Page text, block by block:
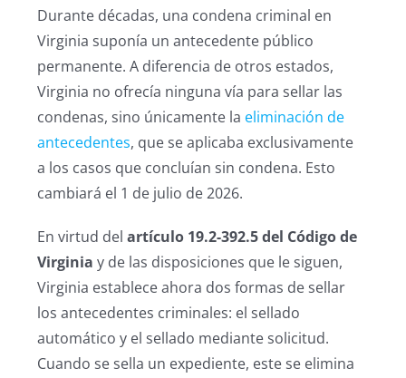
Durante décadas, una condena criminal en
Virginia suponía un antecedente público
permanente. A diferencia de otros estados,
Virginia no ofrecía ninguna vía para sellar las
condenas, sino únicamente la eliminación de
antecedentes, que se aplicaba exclusivamente
a los casos que concluían sin condena. Esto
cambiará el 1 de julio de 2026.
En virtud del artículo 19.2-392.5 del Código de
Virginia y de las disposiciones que le siguen,
Virginia establece ahora dos formas de sellar
los antecedentes criminales: el sellado
automático y el sellado mediante solicitud.
Cuando se sella un expediente, este se elimina